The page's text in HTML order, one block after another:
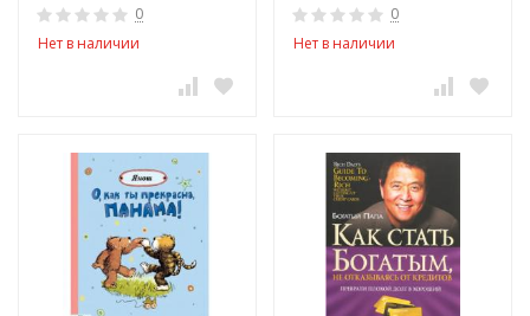
0
Нет в наличии
0
Нет в наличии